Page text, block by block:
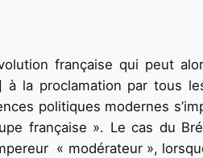
française qui peut
à la proclamation par tous
politiques modernes
française ». Le cas du
« modérateur »,